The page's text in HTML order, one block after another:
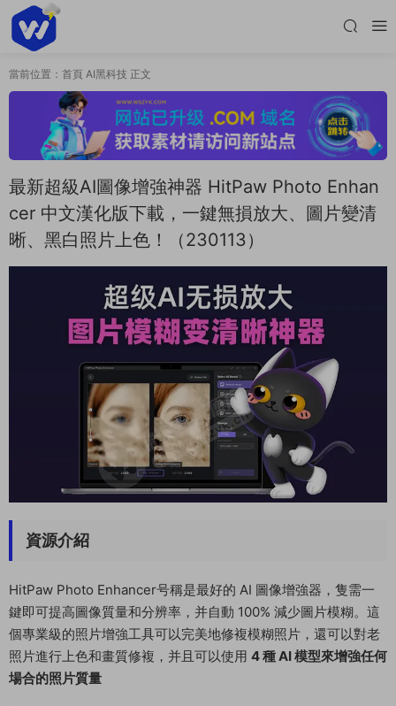
當前位置： 首頁 AI黑科技 正文
最新超級AI圖像增強神器 HitPaw Photo Enhan
cer 中文漢化版下載，一鍵無損放大、圖片變清
晰、黑白照片上色！（230113）
資源介紹
HitPaw Photo Enhancer号稱是最好的 AI 圖像增強器，隻需一
鍵即可提高圖像質量和分辨率，并自動 100% 減少圖片模糊。這
個專業級的照片增強工具可以完美地修複模糊照片，還可以對老
照片進行上色和畫質修複，并且可以使用 4 種 AI 模型來增強任何
場合的照片質量